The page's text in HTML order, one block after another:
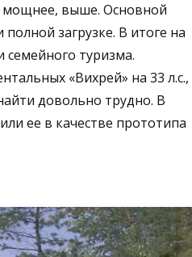
мощнее, выше. Основной
загрузке. В итоге на
туризма.
«Вихрей» на 33 л.с.,
довольно трудно. В
ее в качестве прототипа